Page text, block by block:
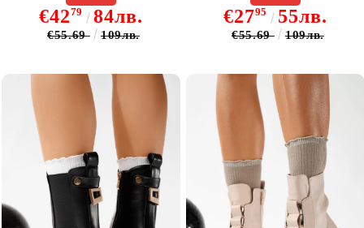
€4279 84лв.
€55.69 109лв.
€2795 55лв.
€55.69 109лв.